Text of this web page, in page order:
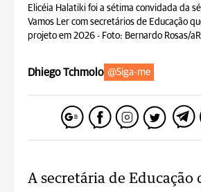
Elicéia Halatiki foi a sétima convidada da
Vamos Ler com secretários de Educação
projeto em 2026 - Foto: Bernardo Rosas/
Dhiego Tchmolo @Siga-me
A secretária de Educação